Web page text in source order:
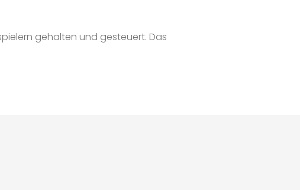
gehalten und gesteuert. Das